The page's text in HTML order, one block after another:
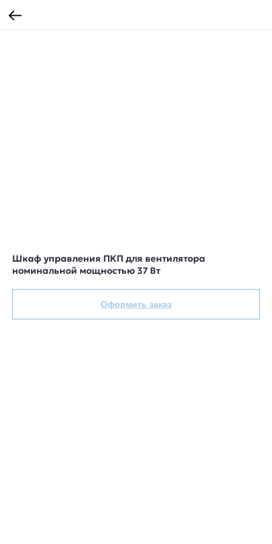
Шкаф управления ПКП для вентилятора
номинальной мощностью 37 Вт
Оформить заказ